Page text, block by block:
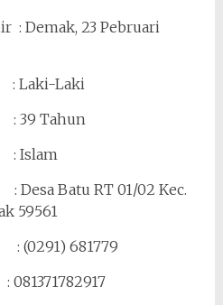
: Demak, 23 Pebruari
Laki
RT 01/02 Kec.
59561
681779